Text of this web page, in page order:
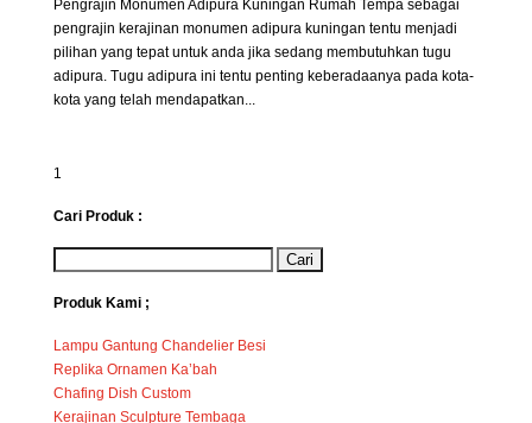
Pengrajin Monumen Adipura Kuningan Rumah Tempa sebagai
pengrajin kerajinan monumen adipura kuningan tentu menjadi
pilihan yang tepat untuk anda jika sedang membutuhkan tugu
adipura. Tugu adipura ini tentu penting keberadaanya pada kota-
kota yang telah mendapatkan...
1
Cari Produk :
Produk Kami ;
Lampu Gantung Chandelier Besi
Replika Ornamen Ka’bah
Chafing Dish Custom
Kerajinan Sculpture Tembaga